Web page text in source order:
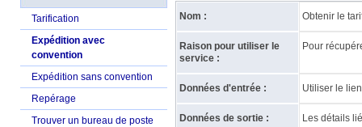
Tarification
Expédition avec
convention
Expédition sans convention
Repérage
Trouver un bureau de poste
Nom : Obtenir le
Raison pour utiliser le
service :
Pour
Données d'entrée : Utiliser le
Données de sortie : Les détails